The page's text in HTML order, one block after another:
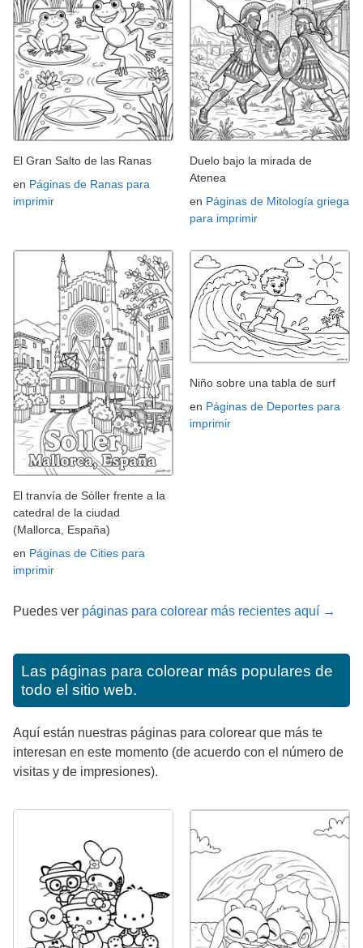
El Gran Salto de las Ranas
en Páginas de Ranas para
imprimir
Duelo bajo la mirada de
Atenea
en Páginas de Mitología griega
para imprimir
El tranvía de Sóller frente a la
catedral de la ciudad
(Mallorca, España)
en Páginas de Cities para
imprimir
Niño sobre una tabla de surf
en Páginas de Deportes para
imprimir
Puedes ver páginas para colorear más recientes aquí →
Las páginas para colorear más populares de
todo el sitio web.
Aquí están nuestras páginas para colorear que más te
interesan en este momento (de acuerdo con el número de
visitas y de impresiones).